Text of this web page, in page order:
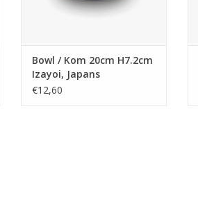
Bowl / Kom 20cm H7.2cm
Izayoi, Japans
€12,60